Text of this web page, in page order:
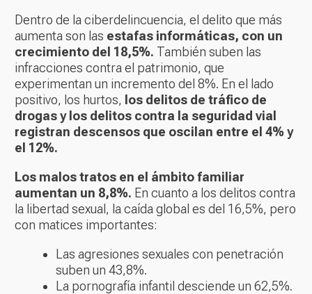
Dentro de la ciberdelincuencia, el delito que más
aumenta son las estafas informáticas, con un
crecimiento del 18,5%. También suben las
infracciones contra el patrimonio, que
experimentan un incremento del 8%. En el lado
positivo, los hurtos, los delitos de tráfico de
drogas y los delitos contra la seguridad vial
registran descensos que oscilan entre el 4% y
el 12%.
Los malos tratos en el ámbito familiar
aumentan un 8,8%. En cuanto a los delitos contra
la libertad sexual, la caída global es del 16,5%, pero
con matices importantes:
Las agresiones sexuales con penetración
suben un 43,8%.
La pornografía infantil desciende un 62,5%.